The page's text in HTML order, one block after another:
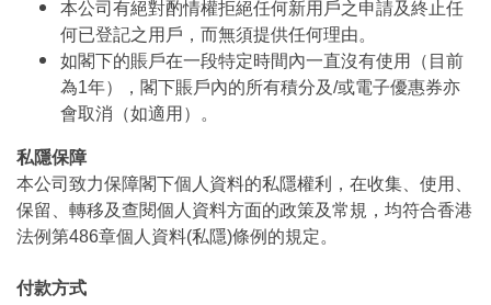
本公司有絕對酌情權拒絕任何新用戶之申請及終止任
何已登記之用戶，而無須提供任何理由。
如閣下的賬戶在一段特定時間內一直沒有使用（目前
為1年），閣下賬戶內的所有積分及/或電子優惠券亦
會取消（如適用）。
私隱保障
本公司致力保障閣下個人資料的私隱權利，在收集、使用、
保留、轉移及查閱個人資料方面的政策及常規，均符合香港
法例第486章個人資料(私隱)條例的規定。
付款方式